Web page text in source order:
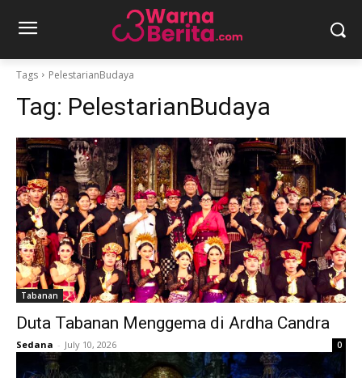
Tags PelestarianBudaya
Tag: PelestarianBudaya
Tabanan
Duta Tabanan Menggema di Ardha Candra
Sedana - July 10, 2026 0